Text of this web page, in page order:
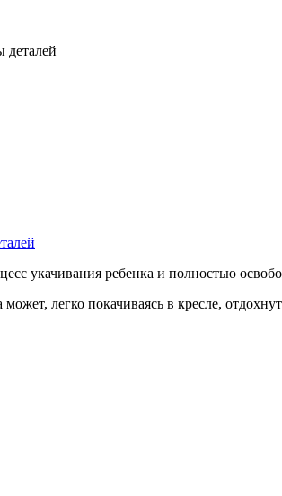
деталей
укачивания ребенка и полностью
легко покачиваясь в кресле,